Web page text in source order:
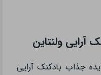
آرایی ولنتاین
جذاب بادکنک آرایی